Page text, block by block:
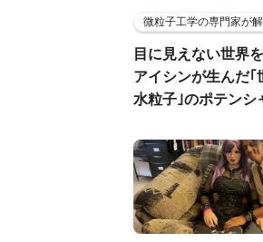
微粒子工学の専門家が
目に見えない世界
アイシンが生んだ｢
水粒子｣のポテンシ